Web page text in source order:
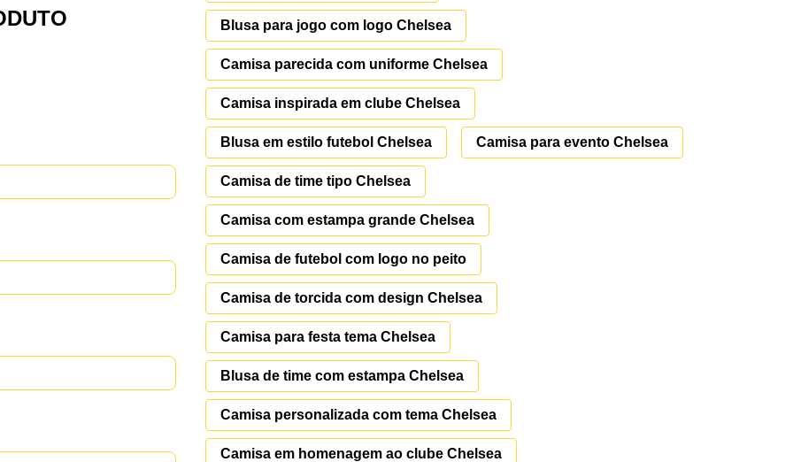
Blusa para jogo com logo Chelsea
Camisa parecida com uniforme Chelsea
Camisa inspirada em clube Chelsea
Blusa em estilo futebol Chelsea Camisa para evento Chelsea
Camisa de time tipo Chelsea
Camisa com estampa grande Chelsea
Camisa de futebol com logo no peito
Camisa de torcida com design Chelsea
Camisa para festa tema Chelsea
Blusa de time com estampa Chelsea
Camisa personalizada com tema Chelsea
Camisa em homenagem ao clube Chelsea